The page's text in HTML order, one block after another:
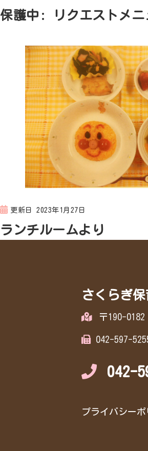
保護中: リクエストメ
更新日2023年1月27日
ランチルームより
さくらぎ保
〒190-
042-597-
042-
プライバシーポ